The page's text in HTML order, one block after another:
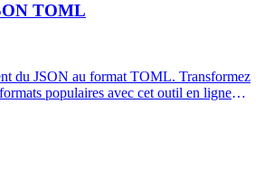
TOML
du JSON au format TOML. Transformez
populaires avec cet outil en ligne